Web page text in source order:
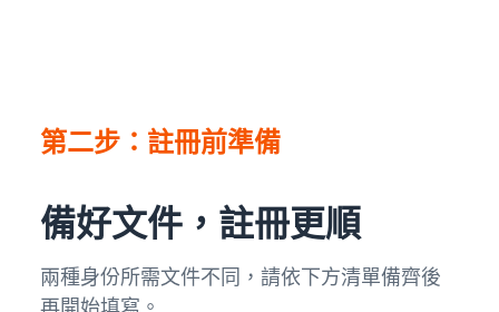
第二步：註冊前準備
備好文件，註冊更順
兩種身份所需文件不同，請依下方清單備齊後
再開始填寫。